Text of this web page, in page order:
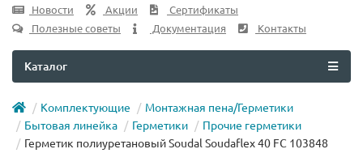
Новости Акции
Сертификаты
Полезные советы
Документация Контакты
Каталог
Комплектующие
Монтажная пена/Герметики
Бытовая линейка
Герметики
Прочие герметики
Герметик полиуретановый Soudal Soudaflex 40 FC 103848